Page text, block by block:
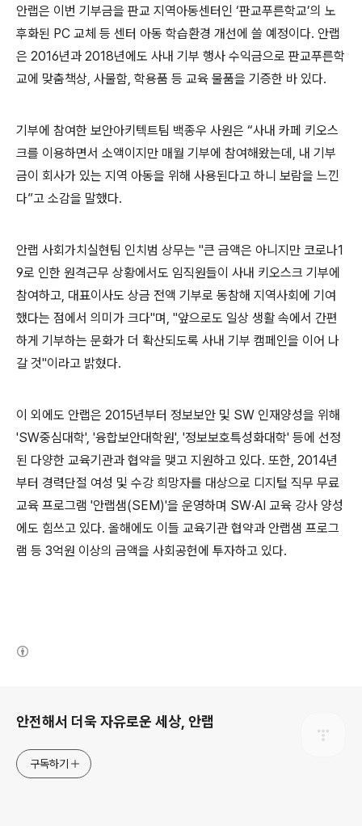
안랩은 이번 기부금을 판교 지역아동센터인 ‘판교푸른학교’의 노
후화된 PC 교체 등 센터 아동 학습환경 개선에 쓸 예정이다. 안랩
은 2016년과 2018년에도 사내 기부 행사 수익금으로 판교푸른학
교에 맞춤책상, 사물함, 학용품 등 교육 물품을 기증한 바 있다.
기부에 참여한 보안아키텍트팀 백종우 사원은 “사내 카페 키오스
크를 이용하면서 소액이지만 매월 기부에 참여해왔는데 , 내 기부
금이 회사가 있는 지역 아동을 위해 사용된다고 하니 보람을 느낀
다”고 소감을 말했다.
안랩 사회가치실현팀 인치범 상무는 "큰 금액은 아니지만 코로나1
9로 인한 원격근무 상황에서도 임직원들이 사내 키오스크 기부에
참여하고, 대표이사도 상금 전액 기부로 동참해 지역사회에 기여
했다는 점에서 의미가 크다"며, "앞으로도 일상 생활 속에서 간편
하게 기부하는 문화가 더 확산되도록 사내 기부 캠페인을 이어 나
갈 것"이라고 밝혔다.
이 외에도 안랩은 2015년부터 정보보안 및 SW 인재양성을 위해
'SW중심대학', '융합보안대학원', '정보보호특성화대학' 등에 선정
된 다양한 교육기관과 협약을 맺고 지원하고 있다. 또한, 2014년
부터 경력단절 여성 및 수강 희망자를 대상으로 디지털 직무 무료
교육 프로그램 '안랩샘(SEM)'을 운영하며 SW∙AI 교육 강사 양성
에도 힘쓰고 있다. 올해에도 이들 교육기관 협약과 안랩샘 프로그
램 등 3억원 이상의 금액을 사회공헌에 투자하고 있다.
안전해서 더욱 자유로운 세상, 안랩
구독하기